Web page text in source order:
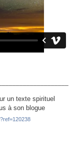
un texte spirituel
à son blogue